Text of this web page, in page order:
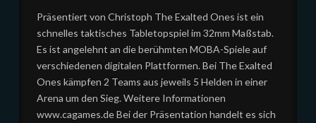
Präsentiert von Christoph The Exalted Ones ist ein
schnelles taktisches Tabletopspiel im 32mm Maßstab.
Es ist angelehnt an die berühmten MOBA-Spiele auf
verschiedenen digitalen Plattformen. Bei The Exalted
Ones kämpfen 2 Teams aus jeweils 5 Helden in einer
Arena um den Sieg. Weitere Informationen
www.cagames.de Bei der Präsentation handelt es sich